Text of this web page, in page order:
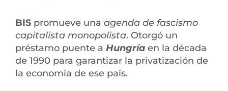
BIS promueve una agenda de fascismo
capitalista monopolista. Otorgó un
préstamo puente a Hungría en la década
de 1990 para garantizar la privatización de
la economía de ese país.